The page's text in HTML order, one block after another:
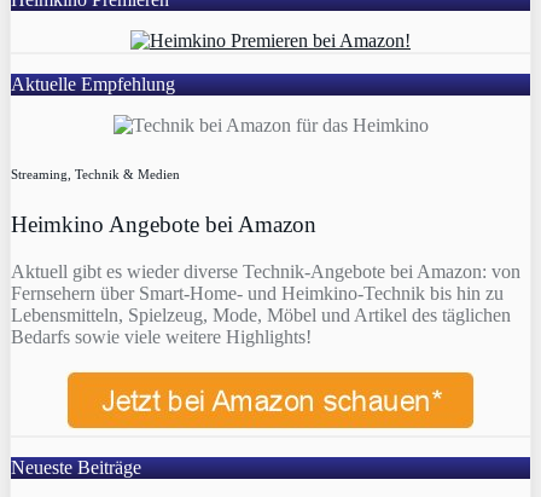
Aktuelle Empfehlung
Streaming, Technik & Medien
Heimkino Angebote bei Amazon
Aktuell gibt es wieder diverse Technik-Angebote bei Amazon: von
Fernsehern über Smart-Home- und Heimkino-Technik bis hin zu
Lebensmitteln, Spielzeug, Mode, Möbel und Artikel des täglichen
Bedarfs sowie viele weitere Highlights!
Neueste Beiträge